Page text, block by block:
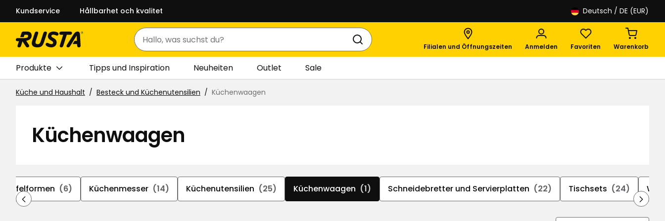
Kundservice Hållbarhet och kvalitet Deutsch / DE (EUR)
Suchen Filialen und Öffnungszeiten Anmelden Favoriten Warenkorb
Produkte Tipps und Inspiration Neuheiten Outlet Sale
Küche und Haushalt Besteck und Küchenutensilien Küchenwaagen
Küchenwaagen
(6) Küchenmesser (14) Küchenutensilien (25) Küchenwaagen (1) Schneidebretter und Servierplatten (22) Tischsets (24)